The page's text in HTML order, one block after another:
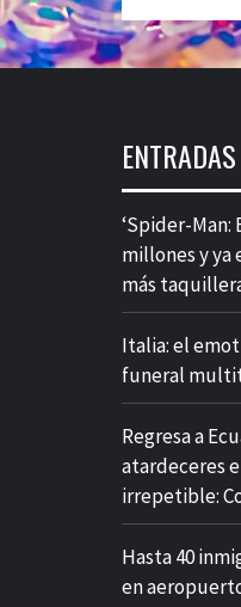
‘Spider-Man:
millones y ya
más
Italia: el
funeral
Regresa a
atardeceres
irrepetible:
Hasta 40
en